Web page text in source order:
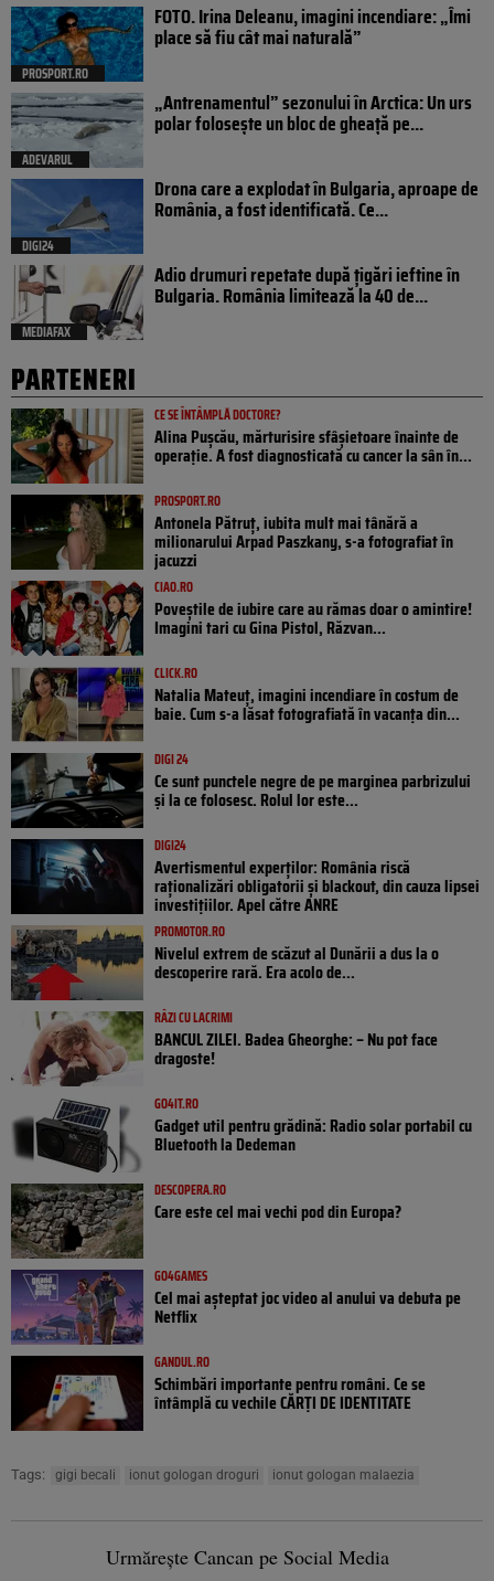
PROSPORT.RO
FOTO. Irina Deleanu, imagini incendiare: „Îmi
place să fiu cât mai naturală”
ADEVARUL
„Antrenamentul” sezonului în Arctica: Un urs
polar folosește un bloc de gheață pe...
DIGI24
Drona care a explodat în Bulgaria, aproape de
România, a fost identificată. Ce...
MEDIAFAX
Adio drumuri repetate după țigări ieftine în
Bulgaria. România limitează la 40 de...
PARTENERI
CE SE ÎNTÂMPLĂ DOCTORE?
Alina Pușcău, mărturisire sfâșietoare înainte de
operație. A fost diagnosticată cu cancer la sân în...
PROSPORT.RO
Antonela Pătruț, iubita mult mai tânără a
milionarului Arpad Paszkany, s-a fotografiat în
jacuzzi
CIAO.RO
Poveştile de iubire care au rămas doar o amintire!
Imagini tari cu Gina Pistol, Răzvan...
CLICK.RO
Natalia Mateuț, imagini incendiare în costum de
baie. Cum s-a lăsat fotografiată în vacanța din...
DIGI 24
Ce sunt punctele negre de pe marginea parbrizului
și la ce folosesc. Rolul lor este...
DIGI24
Avertismentul experților: România riscă
raționalizări obligatorii și blackout, din cauza lipsei
investițiilor. Apel către ANRE
PROMOTOR.RO
Nivelul extrem de scăzut al Dunării a dus la o
descoperire rară. Era acolo de...
RÂZI CU LACRIMI
BANCUL ZILEI. Badea Gheorghe: – Nu pot face
dragoste!
GO4IT.RO
Gadget util pentru grădină: Radio solar portabil cu
Bluetooth la Dedeman
DESCOPERA.RO
Care este cel mai vechi pod din Europa?
GO4GAMES
Cel mai așteptat joc video al anului va debuta pe
Netflix
GANDUL.RO
Schimbări importante pentru români. Ce se
întâmplă cu vechile CĂRȚI DE IDENTITATE
Tags: gigi becali ionut gologan droguri ionut gologan malaezia
Urmărește Cancan pe Social Media